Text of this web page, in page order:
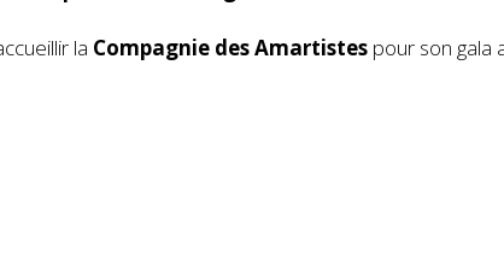
la Compagnie des Amartistes pour son gala